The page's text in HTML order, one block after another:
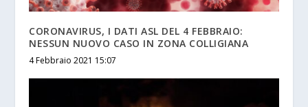
CORONAVIRUS, I DATI ASL DEL 4 FEBBRAIO:
NESSUN NUOVO CASO IN ZONA COLLIGIANA
4 Febbraio 2021 15:07